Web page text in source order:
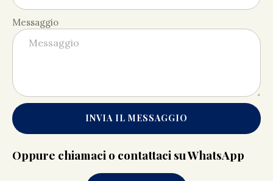
Messaggio
INVIA IL MESSAGGIO
Oppure chiamaci o contattaci su WhatsApp